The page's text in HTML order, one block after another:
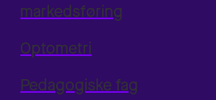
markedsføring
Optometri
Pedagogiske fag